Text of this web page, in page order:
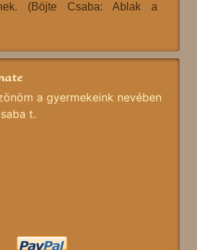
(Böjte Csaba: Ablak a
a gyermekeink nevében
t.